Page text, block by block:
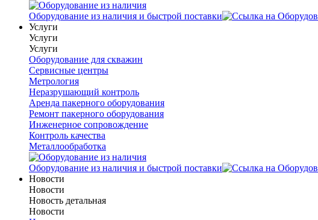
Оборудование из наличия и быстрой поставки
Услуги
Услуги
Услуги
Оборудование для скважин
Сервисные центры
Метрология
Неразрушающий контроль
Аренда пакерного оборудования
Ремонт пакерного оборудования
Инженерное сопровождение
Контроль качества
Металлообработка
Оборудование из наличия и быстрой поставки
Новости
Новости
Новость детальная
Новости